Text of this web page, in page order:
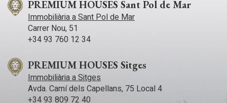
PREMIUM HOUSES Sant Pol de Mar
Immobiliària a Sant Pol de Mar
Carrer Nou, 51
+34 93 760 12 34
PREMIUM HOUSES Sitges
Immobiliària a Sitges
Avda. Camí­ dels Capellans, 75 Local 4
+34 93 809 72 40